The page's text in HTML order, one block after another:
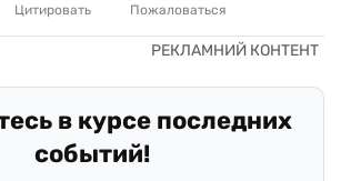
Цитировать Пожаловаться
в курсе последних
событий!